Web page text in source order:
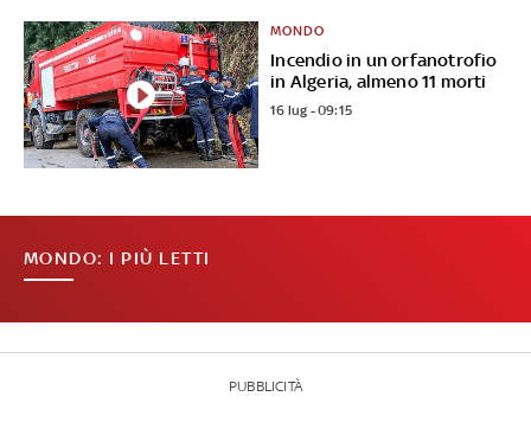
Incendio in un orfanotrofio
in Algeria, almeno 11 morti
MONDO
16 lug - 09:15
MONDO: I PIÙ LETTI
PUBBLICITÀ